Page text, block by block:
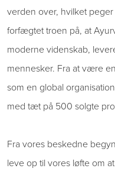
verden over, hvilket
forfægtet troen på, at
moderne videnskab,
mennesker. Fra at være
som en global
med tæt på 500 solgte
Fra vores beskedne
leve op til vores løfte om